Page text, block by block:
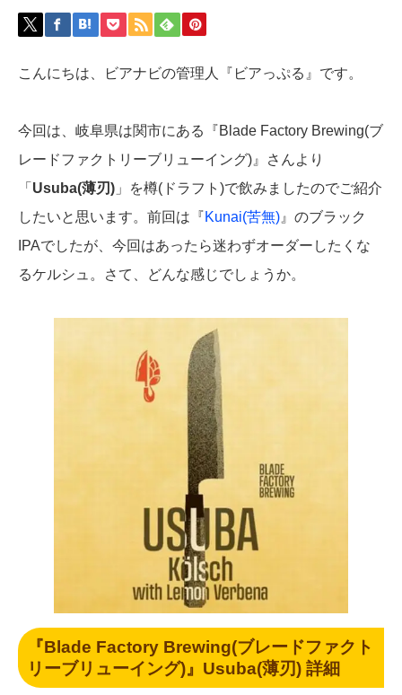
こんにちは、ビアナビの管理人『ビアっぷる』です。
今回は、岐阜県は関市にある『Blade Factory Brewing(ブ
レードファクトリーブリューイング)』さんより
「 Usuba(薄刃) 」を樽(ドラフト)で飲みましたのでご紹介
したいと思います。前回は『Kunai(苦無) 』のブラック
IPAでしたが、今回はあったら迷わずオーダーしたくな
るケルシュ。さて、どんな感じでしょうか。
『Blade Factory Brewing(ブレードファクト
リーブリューイング)』Usuba(薄刃) 詳細